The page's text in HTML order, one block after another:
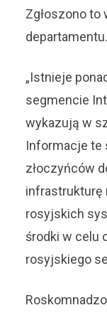
Zgłoszono to
departamentu.
„Istnieje
segmencie
wykazują w
Informacje te
złoczyńców
infrastrukturę
rosyjskich
środki w celu
rosyjskiego